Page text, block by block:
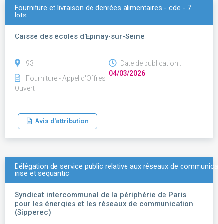
Fourniture et livraison de denrées alimentaires - cde - 7
lots.
Caisse des écoles d'Epinay-sur-Seine
93
Fourniture - Appel d'Offres
Ouvert
Date de publication :
04/03/2026
Avis d'attribution
Délégation de service public relative aux réseaux de
irise et sequantic
Syndicat intercommunal de la périphérie de Paris
pour les énergies et les réseaux de communication
(Sipperec)